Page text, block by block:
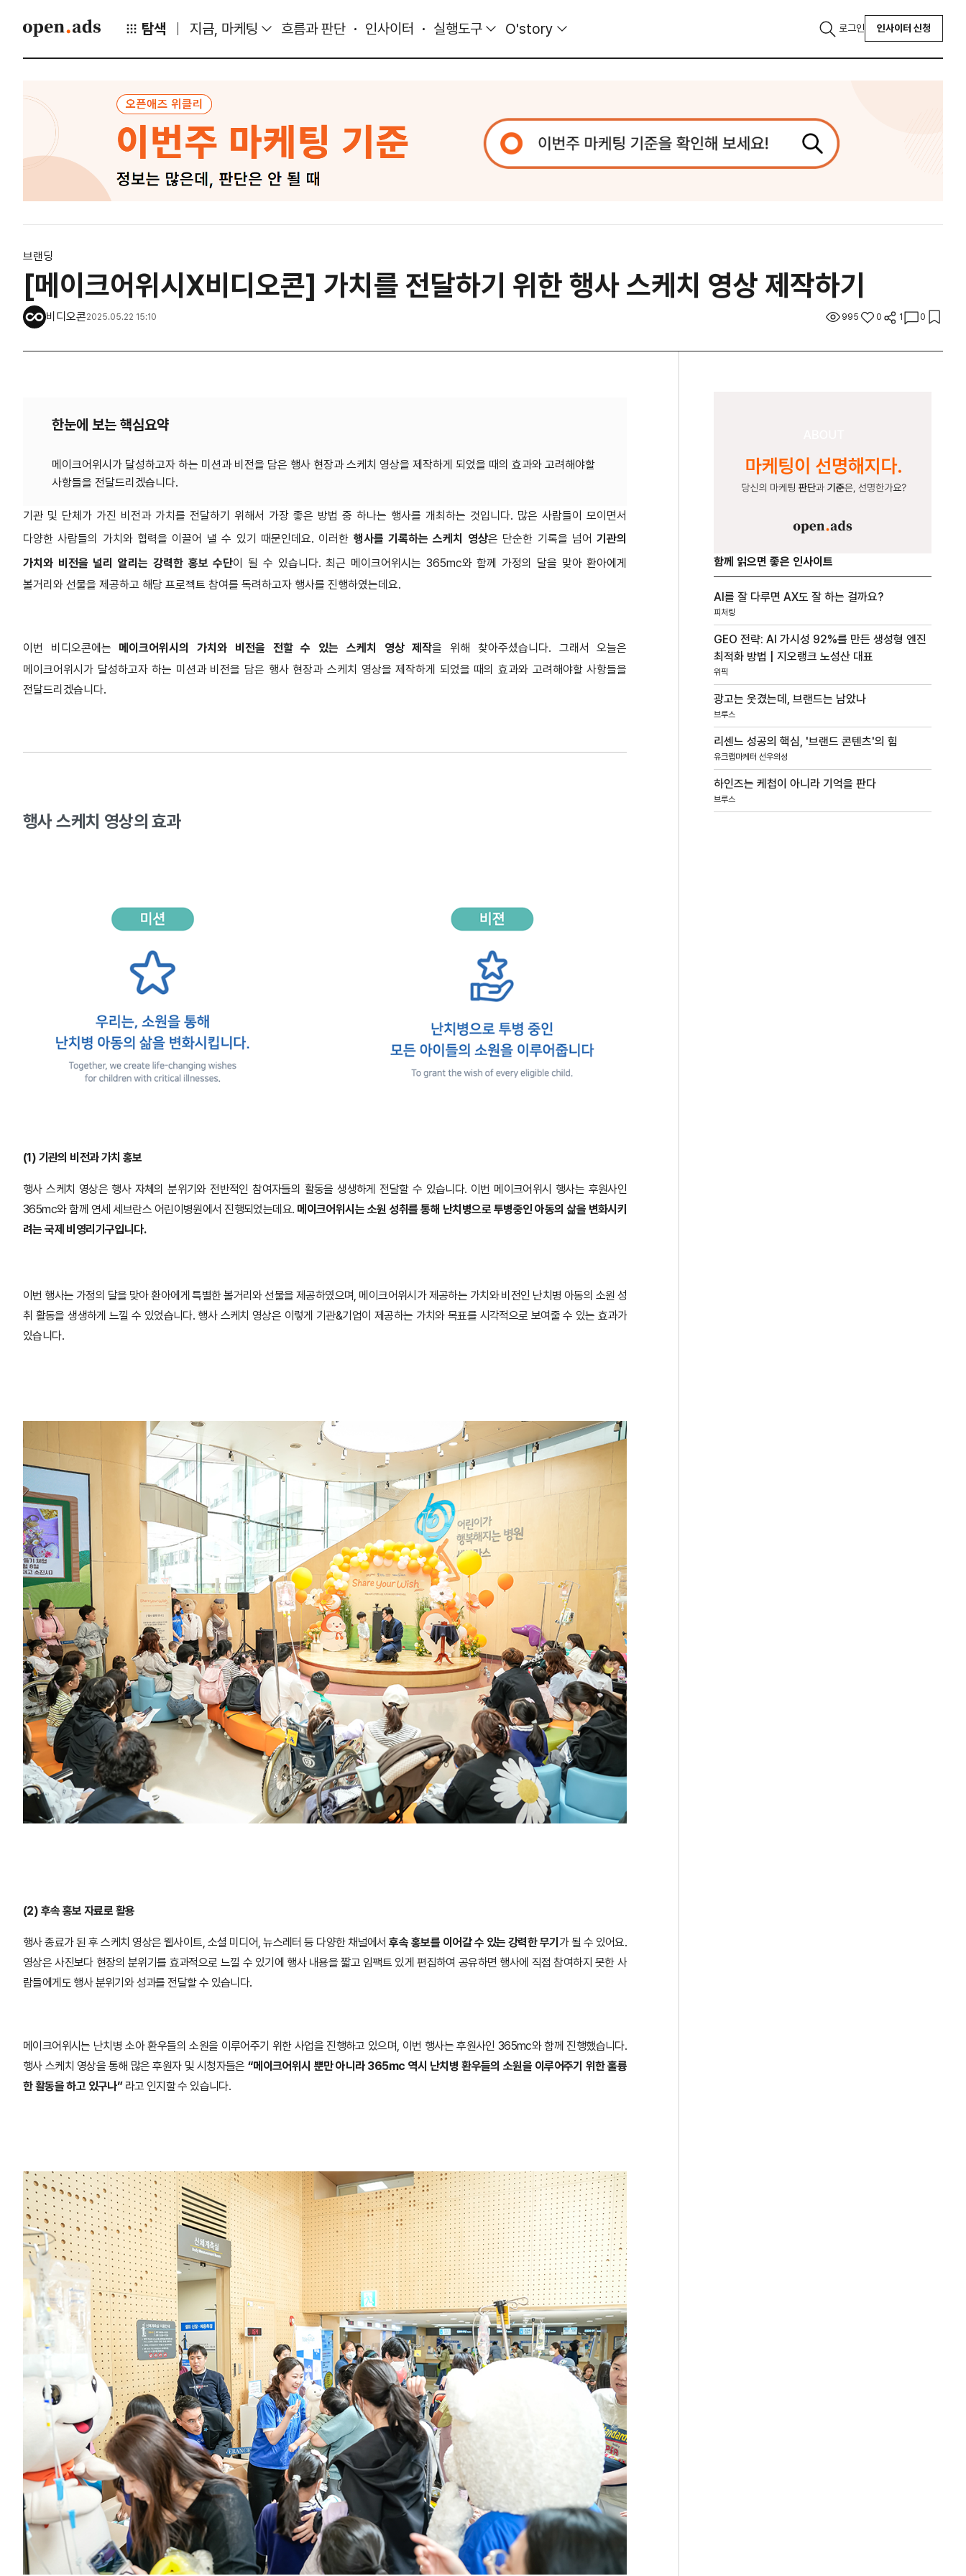
탐색 지금, 마케팅 흐름과 판단 인사이터 실행도구 O'story 로그인 인사이터 신청
브랜딩
[메이크어위시X비디오콘] 가치를 전달하기 위한 행사 스케치 영상 제작하기
비디오콘2025.05.22 15:10 995 0 1 0
한눈에 보는 핵심요약
메이크어위시가 달성하고자 하는 미션과 비전을 담은 행사 현장과 스케치 영상을 제작하게 되었을 때의 효과와 고려해야할
기관 및 단체가 가진 비전과 가치를 전달하기 위해서 가장 좋은 방법 중 하나는 행사를 개최하는 것입니다. 많은 사람들이 모이면서
다양한 사람들의 가치와 협력을 이끌어 낼 수 있기 때문인데요. 이러한 행사를 기록하는 스케치 영상은 단순한 기록을 넘어기관의
가치와 비전을 널리 알리는 강력한 홍보 수단이 될 수 있습니다. 최근 메이크어위시는 365mc와 함께 가정의 달을 맞아 환아에게
볼거리와 선물을 제공하고 해당 프로젝트 참여를 독려하고자 행사를 진행하였는데요.
이번 비디오콘에는 메이크어위시의 가치와 비전을 전할 수 있는 스케치 영상 제작을 위해 찾아주셨습니다. 그래서 오늘은
메이크어위시가 달성하고자 하는 미션과 비전을 담은 행사 현장과 스케치 영상을 제작하게 되었을 때의 효과와 고려해야할 사항들을
전달드리겠습니다.
행사 스케치 영상의 효과
(1) 기관의 비전과 가치 홍보
행사 스케치 영상은 행사 자체의 분위기와 전반적인 참여자들의 활동을 생생하게 전달할 수 있습니다. 이번 메이크어위시 행사는 후원사인
365mc와 함께 연세 세브란스 어린이병원에서 진행되었는데요. 메이크어위시는 소원 성취를 통해 난치병으로 투병중인 아동의 삶을 변화시키
려는 국제 비영리기구입니다.
이번 행사는 가정의 달을 맞아 환아에게 특별한 볼거리와 선물을 제공하였으며, 메이크어위시가 제공하는 가치와 비전인 난치병 아동의 소원 성
취 활동을 생생하게 느낄 수 있었습니다. 행사 스케치 영상은 이렇게 기관&기업이 제공하는 가치와 목표를 시각적으로 보여줄 수 있는 효과가
있습니다.
(2) 후속 홍보 자료로 활용
행사 종료가 된 후 스케치 영상은 웹사이트, 소셜 미디어, 뉴스레터 등 다양한 채널에서후속 홍보를 이어갈 수 있는 강력한 무기 가 될 수 있어요.
영상은 사진보다 현장의 분위기를 효과적으로 느낄 수 있기에 행사 내용을 짧고 임팩트 있게 편집하여 공유하면 행사에 직접 참여하지 못한 사
람들에게도 행사 분위기와 성과를 전달할 수 있습니다.
메이크어위시는 난치병 소아 환우들의 소원을 이루어주기 위한 사업을 진행하고 있으며, 이번 행사는 후원사인 365mc와 함께 진행했습니다.
행사 스케치 영상을 통해 많은 후원자 및 시청자들은 “메이크어위시 뿐만 아니라 365mc 역시 난치병 환우들의 소원을 이루어주기 위한 훌륭
한 활동을 하고 있구나”라고 인지할 수 있습니다.
함께 읽으면 좋은 인사이트
AI를 잘 다루면 AX도 잘 하는 걸까요?
피처링
GEO 전략: AI 가시성 92%를 만든 생성형 엔진
최적화 방법 | 지오랭크 노성산 대표
위픽
광고는 웃겼는데, 브랜드는 남았나
브루스
리센느 성공의 핵심, '브랜드 콘텐츠'의 힘
유크랩마케터 선우의성
하인즈는 케첩이 아니라 기억을 판다
브루스